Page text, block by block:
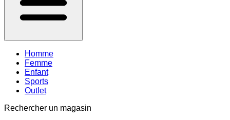
Homme
Femme
Enfant
Sports
Outlet
Rechercher un magasin